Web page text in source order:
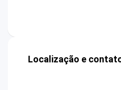
Localização e